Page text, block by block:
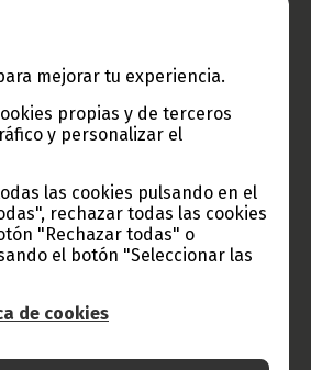
mejorar tu experiencia.
propias y de terceros
y personalizar el
las cookies pulsando en el
rechazar todas las cookies
"Rechazar todas" o
el botón "Seleccionar las
de cookies
el premio al mejor cortometraje en el III
Cine para la Integración con una obra
también en varios rodajes y films.
de la Dirección de Cine de la
Guinea Ecuatorial y entre sus proyectos
clases de cine a otros jóvenes de
de Guinea Ecuatorial
y Prensa de Guinea Ecuatorial (D. G.